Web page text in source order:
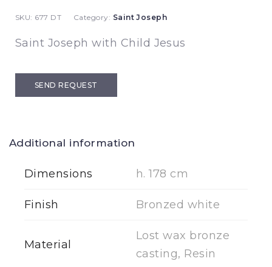
SKU: 677 DT Category: Saint Joseph
Saint Joseph with Child Jesus
SEND REQUEST
Additional information
Dimensions h. 178 cm
Finish Bronzed white
Material
Lost wax bronze
casting, Resin